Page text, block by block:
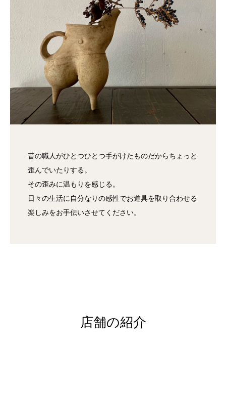
昔の職人がひとつひとつ手がけたものだからちょっと
歪んでいたりする。
その歪みに温もりを感じる。
日々の生活に自分なりの感性でお道具を取り合わせる
楽しみをお手伝いさせてください。
店舗の紹介